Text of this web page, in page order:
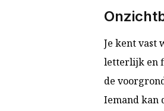
Je kent vast
letterlijk en
de
Iemand kan